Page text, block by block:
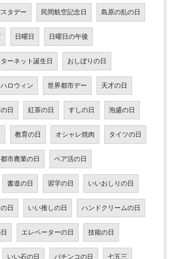
タデー 民間航空記念日 島原の乱の日
日曜日 日曜日の午後
ーネット誕生日 おしぼりの日
ロウィン 世界都市デー 天才の日
日 紅茶の日 すしの日 泡盛の日
教育の日 オシャレ焼肉 タイツの日
都市農業の日 ペア活の日
書道の日 習字の日 いいおしりの日
日 いい推しの日 ハンドクリームの日
エレベーターの日 技能の日
いい石の日 パチンコの日 七五三